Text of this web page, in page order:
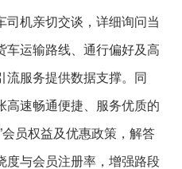
司机亲切交谈，详细询问当
车运输路线、通行偏好及高
流服务提供数据支撑。同
高速畅通便捷、服务优质的
员权益及优惠政策，解答
度与会员注册率，增强路段